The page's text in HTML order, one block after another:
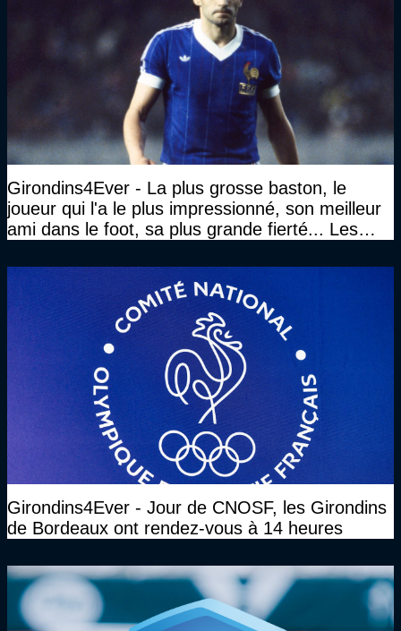
Girondins4Ever - La plus grosse baston, le
joueur qui l'a le plus impressionné, son meilleur
ami dans le foot, sa plus grande fierté... Les
Girondins4Ever - Jour de CNOSF, les Girondins
de Bordeaux ont rendez-vous à 14 heures